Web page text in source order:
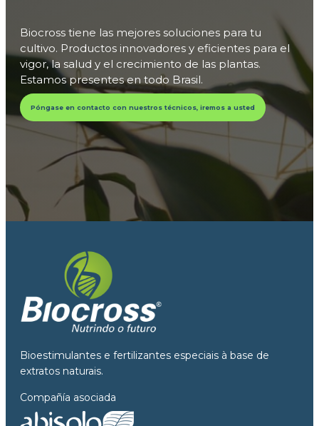
Biocross tiene las mejores soluciones para tu
cultivo. Productos innovadores y eficientes para el
vigor, la salud y el crecimiento de las plantas.
Estamos presentes en todo Brasil.
Póngase en contacto con nuestros técnicos, iremos a usted
Bioestimulantes e fertilizantes especiais à base de
extratos naturais.
Compañía asociada